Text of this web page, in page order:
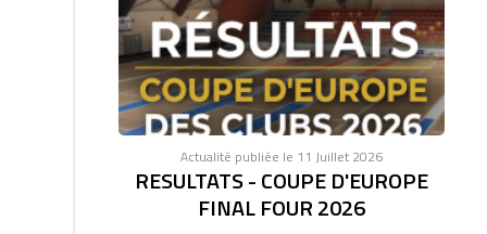
Actualité publiée le 11 Juillet 2026
RESULTATS - COUPE D'EUROPE
FINAL FOUR 2026